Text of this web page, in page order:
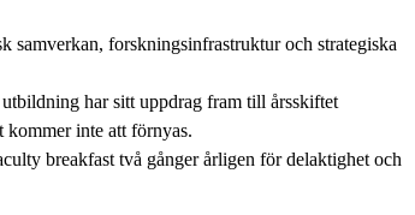
samverkan, forskningsinfrastruktur och strategiska
har sitt uppdrag fram till årsskiftet
inte att förnyas.
breakfast två gånger årligen för delaktighet och